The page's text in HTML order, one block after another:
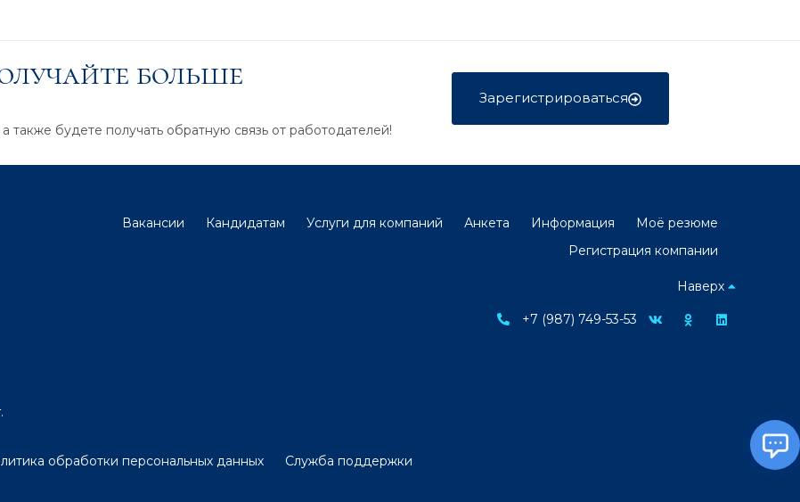
больше
будете получать обратную связь от работодателей!
Зарегистрироваться
Вакансии Кандидатам Услуги для компаний Анкета Информация
Моё резюме
Регистрация компании
Наверх
+7 (987) 749-53-53
обработки персональных данных Служба поддержки